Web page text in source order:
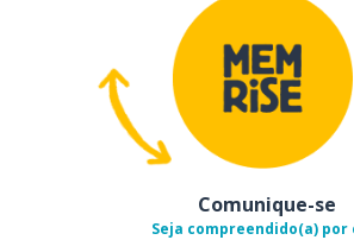
Comunique-se
Seja compreendido(a) por